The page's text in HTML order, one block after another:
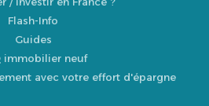
Flash-Info
Guides
immobilier neuf
avec votre effort d'épargne